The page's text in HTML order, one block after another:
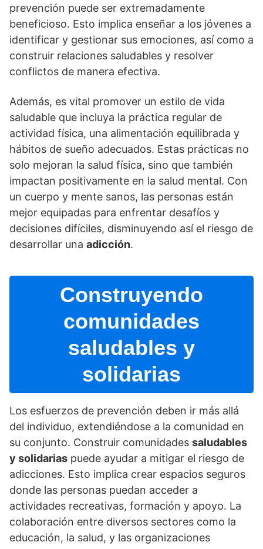
prevención puede ser extremadamente
beneficioso. Esto implica enseñar a los jóvenes a
identificar y gestionar sus emociones, así­ como a
construir relaciones saludables y resolver
conflictos de manera efectiva.
Además, es vital promover un estilo de vida
saludable que incluya la práctica regular de
actividad fí­sica, una alimentación equilibrada y
hábitos de sueño adecuados. Estas prácticas no
solo mejoran la salud fí­sica, sino que también
impactan positivamente en la salud mental. Con
un cuerpo y mente sanos, las personas están
mejor equipadas para enfrentar desafí­os y
decisiones difí­ciles, disminuyendo así­ el riesgo de
desarrollar una adicción.
Construyendo
comunidades
saludables y
solidarias
Los esfuerzos de prevención deben ir más allá
del individuo, extendiéndose a la comunidad en
su conjunto. Construir comunidades saludables
y solidarias puede ayudar a mitigar el riesgo de
adicciones. Esto implica crear espacios seguros
donde las personas puedan acceder a
actividades recreativas, formación y apoyo. La
colaboración entre diversos sectores como la
educación, la salud, y las organizaciones